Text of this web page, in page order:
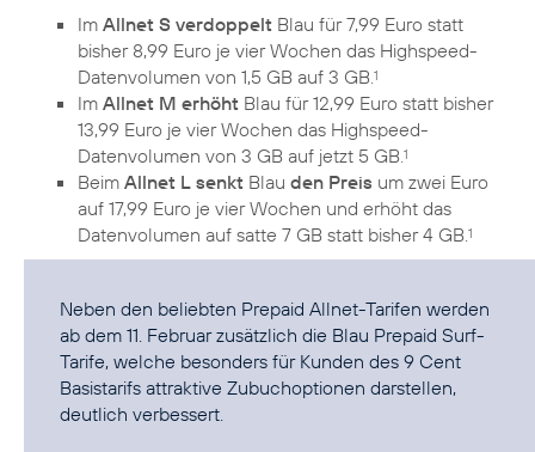
Im Allnet S verdoppelt Blau für 7,99 Euro statt
bisher 8,99 Euro je vier Wochen das Highspeed-
Datenvolumen von 1,5 GB auf 3 GB. 1
Im Allnet M erhöht Blau für 12,99 Euro statt bisher
13,99 Euro je vier Wochen das Highspeed-
Datenvolumen von 3 GB auf jetzt 5 GB. 1
Beim Allnet L senkt Blau den Preis um zwei Euro
auf 17,99 Euro je vier Wochen und erhöht das
Datenvolumen auf satte 7 GB statt bisher 4 GB. 1
Neben den beliebten Prepaid Allnet-Tarifen werden
ab dem 11. Februar zusätzlich die Blau Prepaid Surf-
Tarife, welche besonders für Kunden des 9 Cent
Basistarifs attraktive Zubuchoptionen darstellen,
deutlich verbessert.